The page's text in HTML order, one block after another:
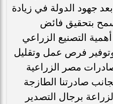
جهود الدولة في زيادة
بتحقيق فائض
التصنيع الزراعي
فرص عمل وتقليل
مصر الزراعية
صادرتنا الطازجة
برجال التصدير